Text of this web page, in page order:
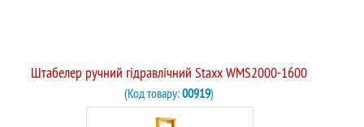
Штабелер ручний гідравлічний Staxx WMS2000-1600
(Код товару:00919)